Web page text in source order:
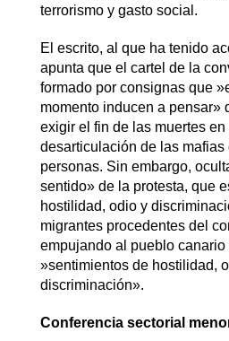
terrorismo y gasto social.
El escrito, al que ha tenido
apunta que el cartel de la
formado por consignas que
momento inducen a pensar»
exigir el fin de las muertes en
desarticulación de las mafias
personas. Sin embargo,
sentido» de la protesta, que
hostilidad, odio y
migrantes procedentes del
empujando al pueblo canario
»sentimientos de hostilidad,
discriminación».
Conferencia sectorial